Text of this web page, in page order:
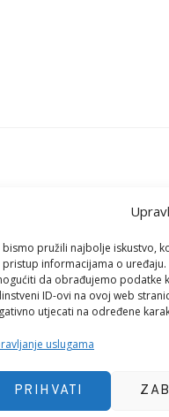
bismo pružili najbolje iskustvo,
pristup informacijama o
da obrađujemo podatke
ID-ovi na ovoj web
utjecati na određene
uslugama
PRIHVATI